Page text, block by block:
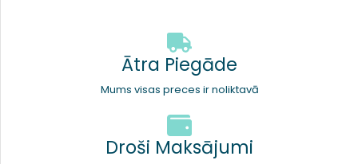
Ātra Piegāde
Mums visas preces ir noliktavā
Droši Maksājumi